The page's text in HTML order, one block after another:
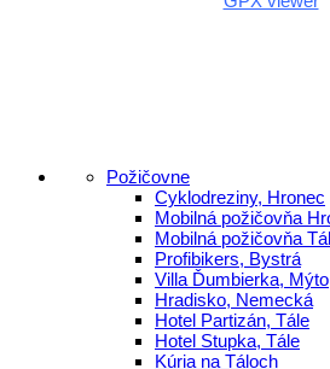
Požičovne
Cyklodreziny, Hronec
Mobilná požičovňa
Mobilná požičovňa
Profibikers, Bystrá
Villa Ďumbierka, Mýto
Hradisko, Nemecká
Hotel Partizán, Tále
Hotel Stupka, Tále
Kúria na Táloch